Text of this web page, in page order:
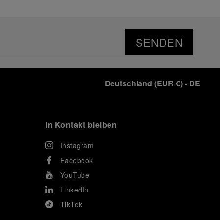
SENDEN
Deutschland (EUR €)- DE
In Kontakt bleiben
Instagram
Facebook
YouTube
LinkedIn
TikTok